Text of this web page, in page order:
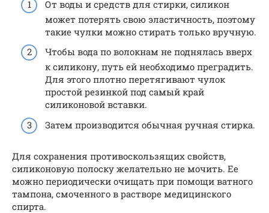
От воды и средств для стирки, силикон
может потерять свою эластичность, поэтому
такие чулки можно стирать только вручную.
Чтобы вода по волокнам не поднялась вверх
к силикону, путь ей необходимо преградить.
Для этого плотно перетягивают чулок
простой резинкой под самый край
силиконовой вставки.
Затем производится обычная ручная стирка.
Для сохранения противоскользящих свойств,
силиконовую полоску желательно не мочить. Ее
можно периодически очищать при помощи ватного
тампона, смоченного в растворе медицинского
спирта.